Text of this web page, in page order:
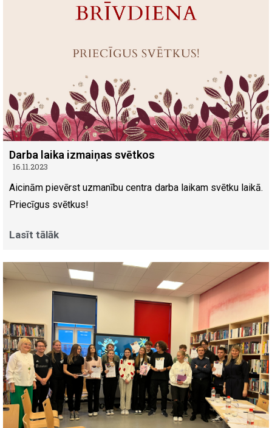
Darba laika izmaiņas svētkos
16.11.2023
Aicinām pievērst uzmanību centra darba laikam svētku laikā.
Priecīgus svētkus!
Lasīt tālāk